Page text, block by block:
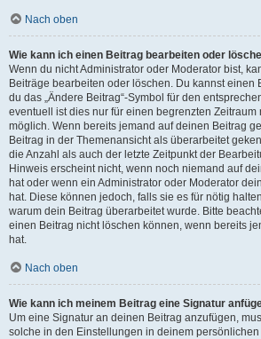
Nach oben
Wie kann ich einen Beitrag bearbeiten oder
Wenn du nicht Administrator oder Moderator bist,
Beiträge bearbeiten oder löschen. Du kannst einen
du das „Ändere Beitrag“-Symbol für den
eventuell ist dies nur für einen begrenzten Zeitraum
möglich. Wenn bereits jemand auf deinen Beitrag
Beitrag in der Themenansicht als überarbeitet
die Anzahl als auch der letzte Zeitpunkt der
Hinweis erscheint nicht, wenn noch niemand auf
hat oder wenn ein Administrator oder Moderator
hat. Diese können jedoch, falls sie es für nötig
warum dein Beitrag überarbeitet wurde. Bitte
einen Beitrag nicht löschen können, wenn bereits
hat.
Nach oben
Wie kann ich meinem Beitrag eine Signatur
Um eine Signatur an deinen Beitrag anzufügen,
solche in den Einstellungen in deinem